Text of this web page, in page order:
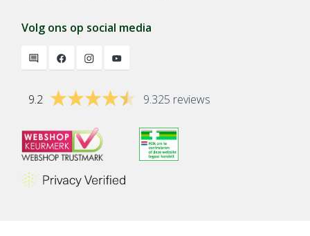
Volg ons op social media
9.2 9.325 reviews